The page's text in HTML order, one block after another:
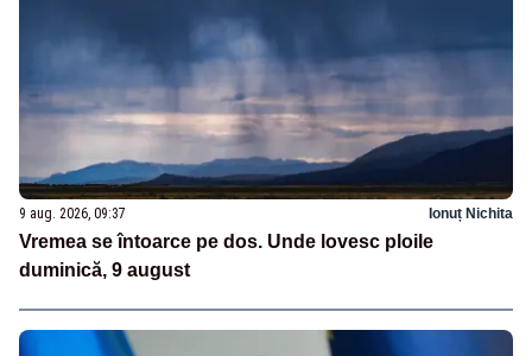
9 aug. 2026, 09:37 Ionuț Nichita
Vremea se întoarce pe dos. Unde lovesc ploile
duminică, 9 august